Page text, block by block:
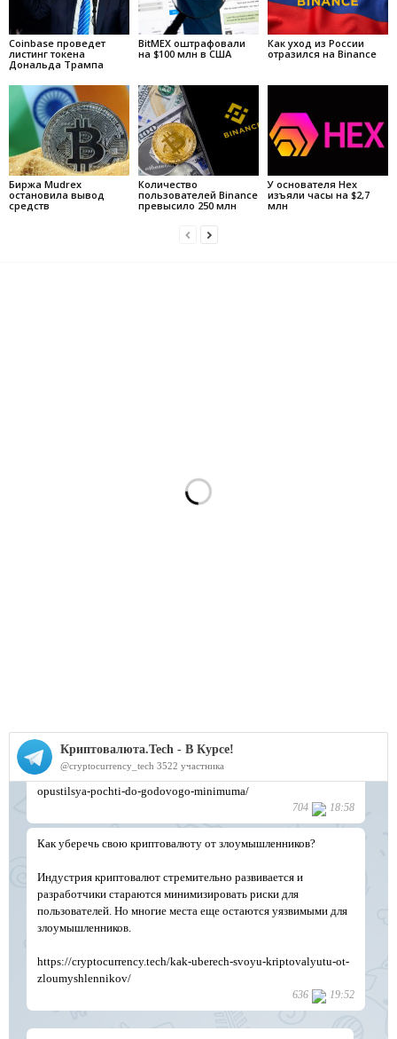
Coinbase проведет
листинг токена
Дональда Трампа
BitMEX оштрафовали
на $100 млн в США
Как уход из России
отразился на Binance
Биржа Mudrex
остановила вывод
средств
Количество
пользователей Binance
превысило 250 млн
У основателя Hex
изъяли часы на $2,7
млн